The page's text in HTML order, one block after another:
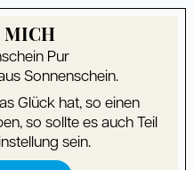
MICH
Sonnenschein.
Glück hat, so einen
so sollte es auch Teil
sein.